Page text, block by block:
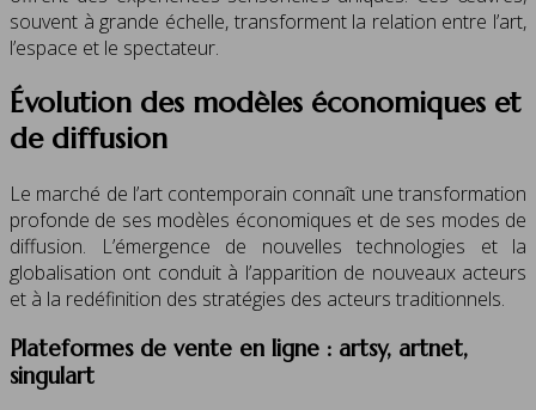
souvent à grande échelle, transforment la relation entre l’art,
l’espace et le spectateur.
Évolution des modèles économiques et
de diffusion
Le marché de l’art contemporain connaît une transformation
profonde de ses modèles économiques et de ses modes de
diffusion. L’émergence de nouvelles technologies et la
globalisation ont conduit à l’apparition de nouveaux acteurs
et à la redéfinition des stratégies des acteurs traditionnels.
Plateformes de vente en ligne : artsy, artnet,
singulart